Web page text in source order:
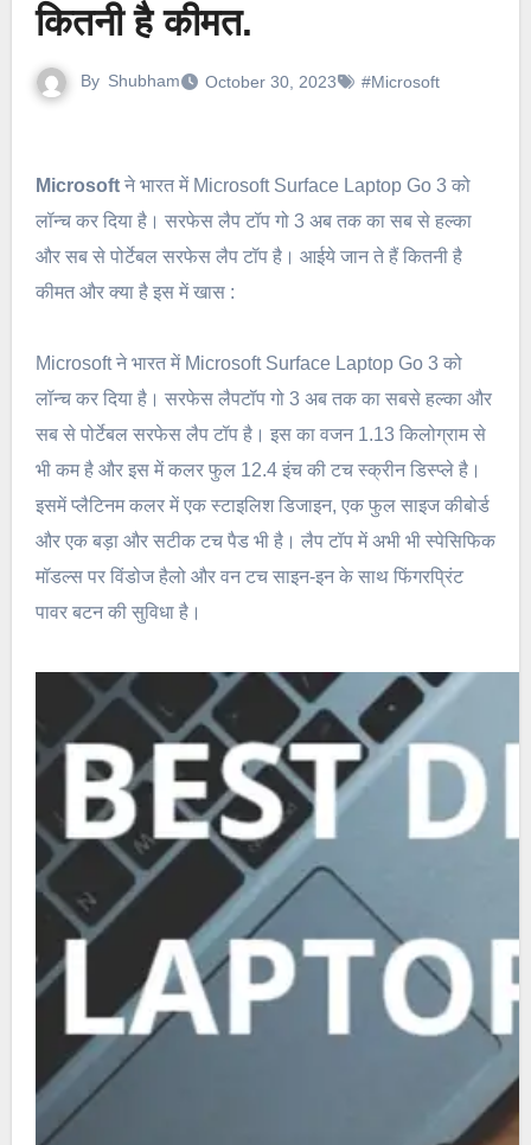
कितनी है कीमत.
By Shubham October 30, 2023 #Microsoft
Microsoftने भारत में Microsoft Surface Laptop Go 3 को
लॉन्च कर दिया है। सरफेस लैप टॉप गो 3 अब तक का सब से हल्का
और सब से पोर्टेबल सरफेस लैप टॉप है। आईये जान ते हैं कितनी है
कीमत और क्या है इस में खास :
Microsoft ने भारत में Microsoft Surface Laptop Go 3 को
लॉन्च कर दिया है। सरफेस लैपटॉप गो 3 अब तक का सबसे हल्का और
सब से पोर्टेबल सरफेस लैप टॉप है। इस का वजन 1.13 किलोग्राम से
भी कम है और इस में कलर फुल 12.4 इंच की टच स्क्रीन डिस्प्ले है।
इसमें प्लैटिनम कलर में एक स्टाइलिश डिजाइन, एक फुल साइज कीबोर्ड
और एक बड़ा और सटीक टच पैड भी है। लैप टॉप में अभी भी स्पेसिफिक
मॉडल्स पर विंडोज हैलो और वन टच साइन-इन के साथ फिंगरप्रिंट
पावर बटन की सुविधा है।